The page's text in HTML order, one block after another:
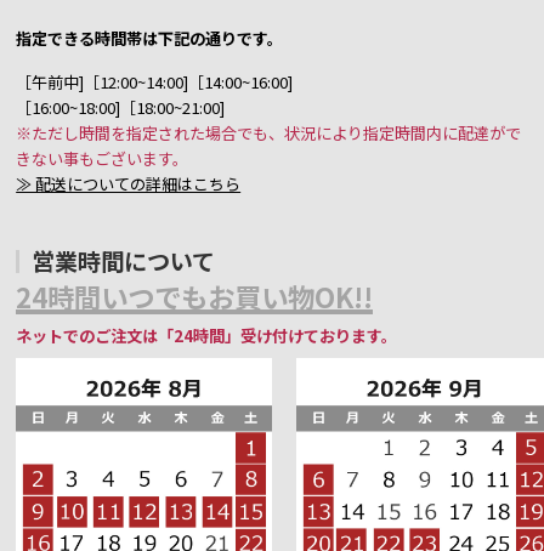
指定できる時間帯は下記の通りです。
［午前中]［12:00~14:00]［14:00~16:00]
［16:00~18:00]［18:00~21:00]
※ただし時間を指定された場合でも、状況により指定時間内に配達がで
きない事もございます。
≫ 配送についての詳細はこちら
営業時間について
24時間いつでもお買い物OK!!
ネットでのご注文は「24時間」受け付けております。